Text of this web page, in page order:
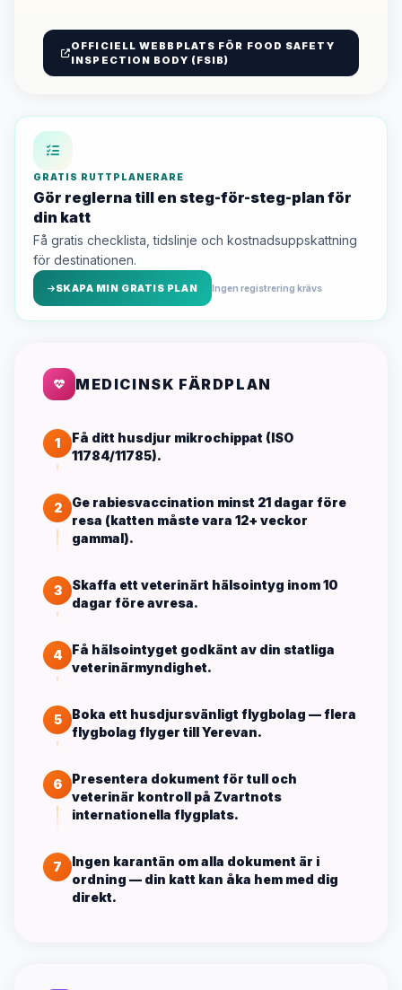
OFFICIELL WEBBPLATS FÖR FOOD SAFETY
INSPECTION BODY (FSIB)
GRATIS RUTTPLANERARE
Gör reglerna till en steg-för-steg-plan för
din katt
Få gratis checklista, tidslinje och kostnadsuppskattning
för destinationen.
SKAPA MIN GRATIS PLAN Ingen registrering krävs
MEDICINSK FÄRDPLAN
1
Få ditt husdjur mikrochippat (ISO
11784/11785).
2
Ge rabiesvaccination minst 21 dagar före
resa (katten måste vara 12+ veckor
gammal).
3
Skaffa ett veterinärt hälsointyg inom 10
dagar före avresa.
4
Få hälsointyget godkänt av din statliga
veterinärmyndighet.
5
Boka ett husdjursvänligt flygbolag — flera
flygbolag flyger till Yerevan.
6
Presentera dokument för tull och
veterinär kontroll på Zvartnots
internationella flygplats.
7
Ingen karantän om alla dokument är i
ordning — din katt kan åka hem med dig
direkt.